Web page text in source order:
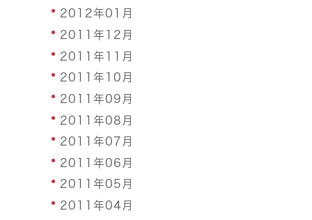
2012年01月
2011年12月
2011年11月
2011年10月
2011年09月
2011年08月
2011年07月
2011年06月
2011年05月
2011年04月